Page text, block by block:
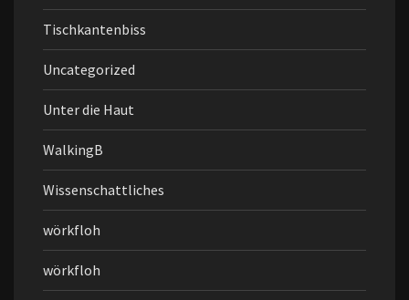
Tischkantenbiss
Uncategorized
Unter die Haut
WalkingB
Wissenschattliches
wörkfloh
wörkfloh